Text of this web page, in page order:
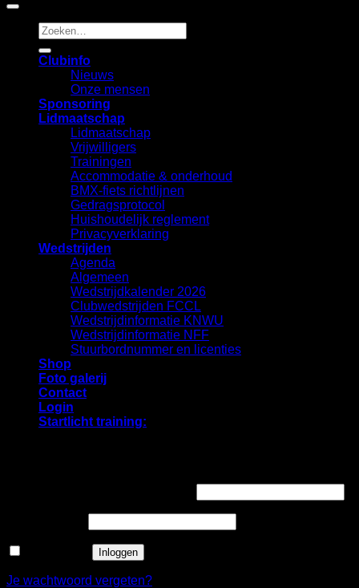
Zoeken
naar:
Clubinfo
Nieuws
Onze mensen
Sponsoring
Lidmaatschap
Lidmaatschap
Vrijwilligers
Trainingen
Accommodatie & onderhoud
BMX-fiets richtlijnen
Gedragsprotocol
Huishoudelijk reglement
Privacyverklaring
Wedstrijden
Agenda
Algemeen
Wedstrijdkalender 2026
Clubwedstrijden FCCL
Wedstrijdinformatie KNWU
Wedstrijdinformatie NFF
Stuurbordnummer en licenties
Shop
Foto galerij
Contact
Login
Startlicht training:
Inloggen
Je wachtwoord vergeten?